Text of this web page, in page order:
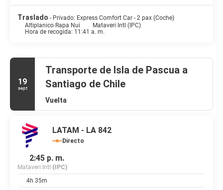
organizado por la recepción todos los días, donde podrás conocer
a otros huéspedes mientras tomas un bocado. Apaga la sed con
tu bebida favorita en el bar o lounge. Se ofrece un desayuno bufé
gratuito todos los días de 08:00 a 11:00.
disposición. Hay un aparcamiento sin asistencia gratuito
Traslado - Privado: Express Comfort Car - 2 pax (Coche)
Altiplanico Rapa Nui
Mataveri Intl (IPC)
Hora de recogida: 11:41 a. m.
19
sept
Transporte de Isla de Pascua a
Santiago de Chile
Vuelta
LATAM - LA 842
Directo
2:45 p. m.
Mataveri Intl (IPC)
4h 35m